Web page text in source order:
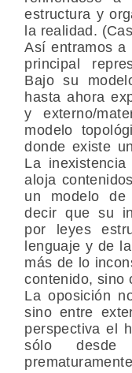
estructura y
la realidad.
Así entramos a
principal
Bajo su
hasta ahora
y externo/
modelo
donde existe
La
aloja
un modelo de
decir que su
por leyes
lenguaje y de
más de lo
contenido, sino
La oposición
sino entre
perspectiva el
sólo